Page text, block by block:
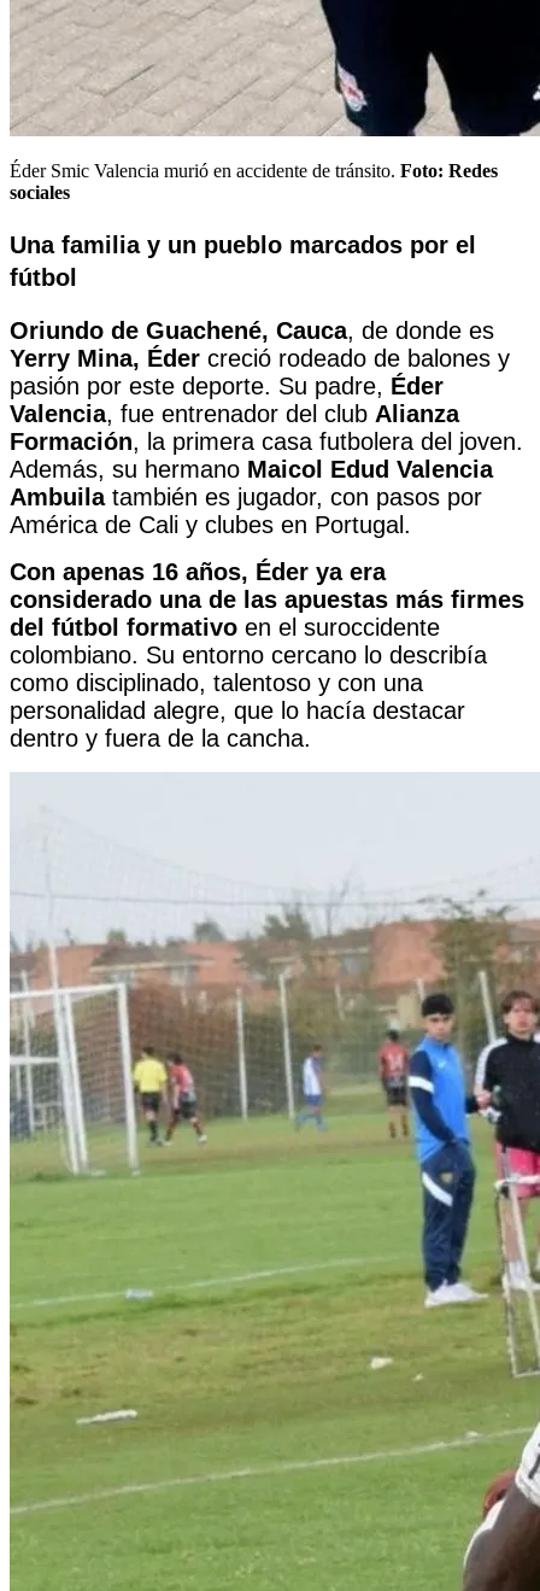
Éder Smic Valencia murió en accidente de tránsito. Foto: Redes
sociales
Una familia y un pueblo marcados por el
fútbol
Oriundo de Guachené, Cauca, de donde es
Yerry Mina, Éder creció rodeado de balones y
pasión por este deporte. Su padre, Éder
Valencia, fue entrenador del club Alianza
Formación, la primera casa futbolera del joven.
Además, su hermano Maicol Edud Valencia
Ambuilatambién es jugador, con pasos por
América de Cali y clubes en Portugal.
Con apenas 16 años, Éder ya era
considerado una de las apuestas más firmes
del fútbol formativo en el suroccidente
colombiano. Su entorno cercano lo describía
como disciplinado, talentoso y con una
personalidad alegre, que lo hacía destacar
dentro y fuera de la cancha.